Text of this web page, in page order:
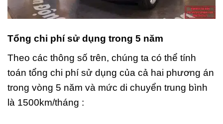
Tổng chi phí sử dụng trong 5 năm
Theo các thông số trên, chúng ta có thể tính
toán tổng chi phí sử dụng của cả hai phương án
trong vòng 5 năm và mức di chuyển trung bình
là 1500km/tháng :